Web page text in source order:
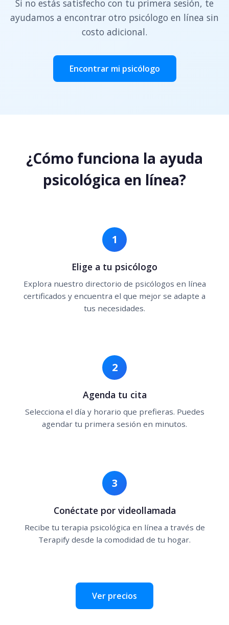
Si no estás satisfecho con tu primera sesión, te
ayudamos a encontrar otro psicólogo en línea sin
costo adicional.
Encontrar mi psicólogo
¿Cómo funciona la ayuda
psicológica en línea?
1
Elige a tu psicólogo
Explora nuestro directorio de psicólogos en línea
certificados y encuentra el que mejor se adapte a
tus necesidades.
2
Agenda tu cita
Selecciona el día y horario que prefieras. Puedes
agendar tu primera sesión en minutos.
3
Conéctate por videollamada
Recibe tu terapia psicológica en línea a través de
Terapify desde la comodidad de tu hogar.
Ver precios